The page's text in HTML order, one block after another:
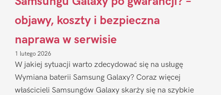
objawy, koszty i bezpieczna
naprawa w serwisie
1 lutego 2026
W jakiej sytuacji warto zdecydować się na usługę
Wymiana baterii Samsung Galaxy? Coraz więcej
właścicieli Samsungów Galaxy skarży się na szybkie